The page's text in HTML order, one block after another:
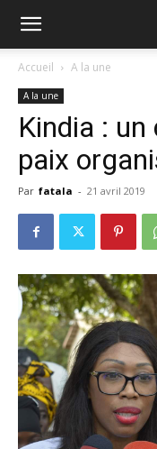
Accueil A la une
A la une
Kindia :
paix
Par fatala - 21 avril 2019